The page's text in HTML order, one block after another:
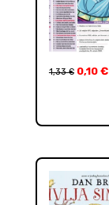
1,33€ 0,10 €